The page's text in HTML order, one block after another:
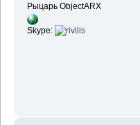
Рыцарь ObjectARX
Skype: